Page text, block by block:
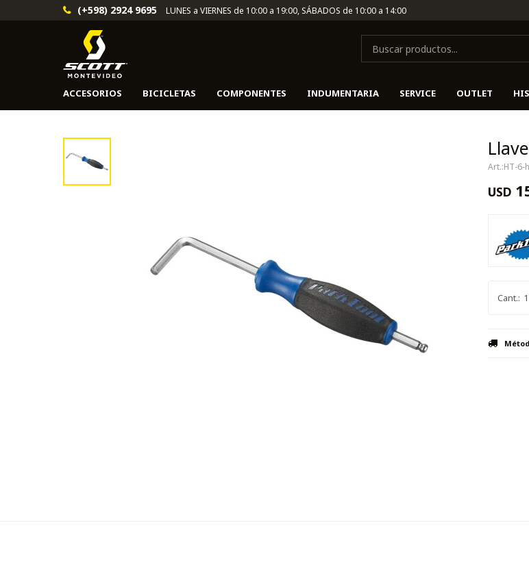
ACCESORIOS BICICLETAS COMPONENTES INDUMENTARIA SERVICE OUTLET
(+598) 2924 9695 LUNES a VIERNES de 10:00 a 19:00, SÁBADOS de 10:00 a 14:00
HT-6-
USD
1